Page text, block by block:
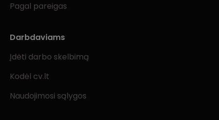
Pagal pareigas
Darbdaviams
Įdėti darbo skelbimą
Kodėl cv.lt
Naudojimosi sąlygos